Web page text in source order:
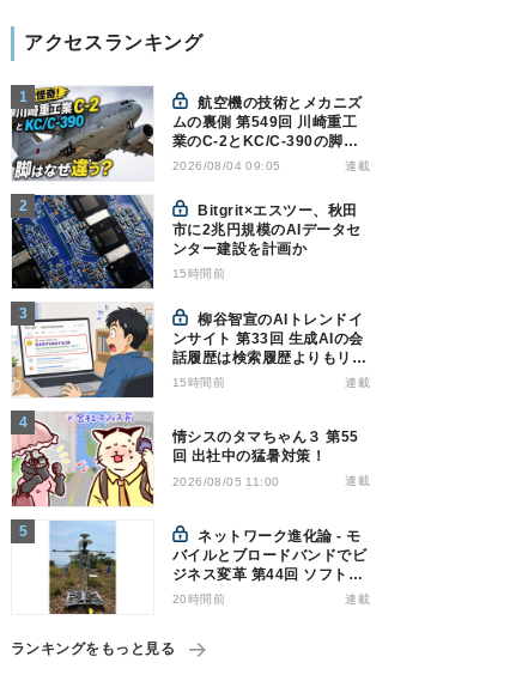
アクセスランキング
航空機の技術とメカニズ
ムの裏側 第549回 川崎重工
業のC-2とKC/C-390の脚は
なぜ違う? - 降着装置は複雑
2026/08/04 09:05 連載
市に2兆円規模のAIデータセ
ンター建設を計画か
15時間前
柳谷智宣のAIトレンドイ
ンサイト 第33回 生成AIの会
話履歴は検索履歴よりもリス
キー？今のうちに情報漏洩対
15時間前 連載
情シスのタマちゃん３ 第55
回 出社中の猛暑対策！
2026/08/05 11:00 連載
ネットワーク進化論 - モ
バイルとブロードバンドでビ
ジネス変革 第44回 ソフトバ
ンクが「HAPS」のプレ商用
20時間前 連載
ランキングをもっと見る